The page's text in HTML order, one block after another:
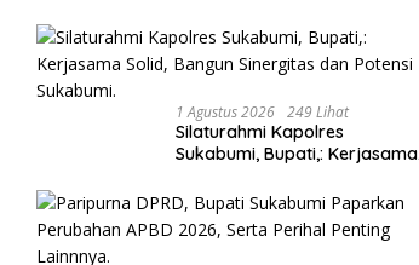
Ekonomi Daerah.
1 Agustus 2026 249 Lihat
Silaturahmi Kapolres
Sukabumi, Bupati,: Kerjasama
Potensi Sukabumi.